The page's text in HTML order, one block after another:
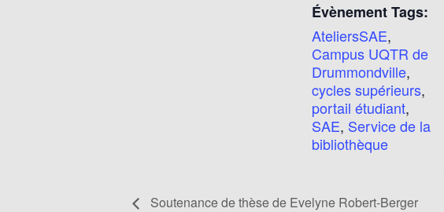
Évènement Tags:
AteliersSAE,
Campus UQTR de
Drummondville,
cycles supérieurs,
portail étudiant,
SAE, Service de la
bibliothèque
Soutenance de thèse de Evelyne Robert-Berger